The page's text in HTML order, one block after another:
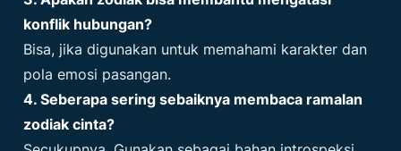
konflik hubungan?
Bisa, jika digunakan untuk memahami karakter dan
pola emosi pasangan.
4. Seberapa sering sebaiknya membaca ramalan
zodiak cinta?